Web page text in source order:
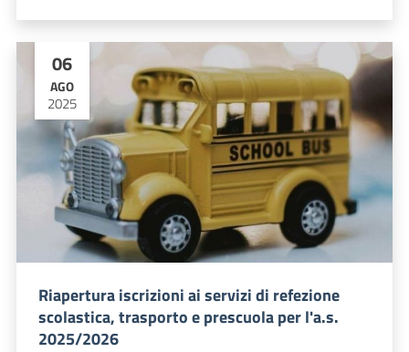
06
AGO
2025
Riapertura iscrizioni ai servizi di refezione
scolastica, trasporto e prescuola per l'a.s.
2025/2026